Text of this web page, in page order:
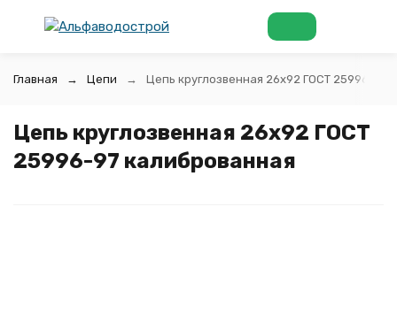
Главная Цепи Цепь круглозвенная 26х92 ГОСТ 25996-97
Цепь круглозвенная 26х92 ГОСТ
25996-97 калиброванная